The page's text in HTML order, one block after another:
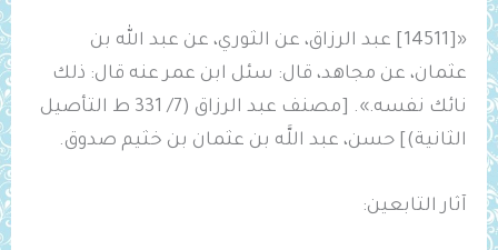
«[14511] عبد الرزاق، عن الثوري، عن عبد الله بن
عثمان، عن مجاهد، قال: سئل ابن عمر عنه قال: ذلك
نائك نفسه.». [مصنف عبد الرزاق (7/ 331 ط التأصيل
الثانية)] حسن، عبد ‌اللَّه ‌بن ‌عثمان ‌بن ‌خثيم صدوق.
آثار التابعين: